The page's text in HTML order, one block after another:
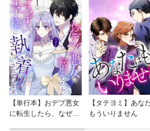
【単行本】おデブ悪女
に転生したら、なぜか
【タテヨミ】あな
もういりません